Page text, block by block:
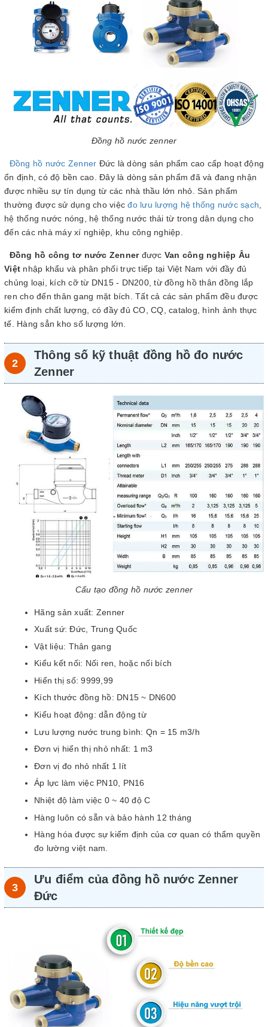
Đồng hồ nước zenner
Đồng hồ nước Zenner Đức là dòng sản phẩm cao cấp hoạt động
ổn định, có độ bền cao. Đây là dòng sản phẩm đã và đang nhận
được nhiều sự tín dụng từ các nhà thầu lớn nhỏ. Sản phẩm
thường được sử dụng cho việcđo lưu lượng hệ thống nước sạch,
hệ thống nước nóng, hệ thống nước thải từ trong dân dụng cho
đến các nhà máy xí nghiệp, khu công nghiệp.
Đồng hồ công tơ nước Zennerđược Van công nghiệp Âu
Việt nhập khẩu và phân phối trực tiếp tại Việt Nam với đầy đủ
chủng loại, kích cỡ từ DN15 - DN200, từ đồng hồ thân đồng lắp
ren cho đến thân gang mặt bích. Tất cả các sản phẩm đều được
kiểm định chất lượng, có đầy đủ CO, CQ, catalog, hình ảnh thực
tế. Hàng sẳn kho số lượng lớn.
Thông số kỹ thuật đồng hồ đo nước
Zenner
Cấu tạo đồng hồ nước zenner
Hãng sản xuất: Zenner
Xuất sứ: Đức, Trung Quốc
Vật liệu: Thân gang
Kiểu kết nối: Nối ren, hoặc nối bích
Hiển thị số: 9999,99
Kích thước đồng hồ: DN15 ~ DN600
Kiểu hoạt động: dẫn động từ
Lưu lượng nước trung bình: Qn = 15 m3/h
Đơn vị hiển thị nhỏ nhất: 1 m3
Đơn vị đo nhỏ nhất 1 lít
Áp lực làm việc PN10, PN16
Nhiệt độ làm việc 0 ~ 40 độ C
Hàng luôn có sẵn và bảo hành 12 tháng
Hàng hóa được sự kiểm định của cơ quan có thẩm quyền
đo lường việt nam.
Ưu điểm của đồng hồ nước Zenner
Đức